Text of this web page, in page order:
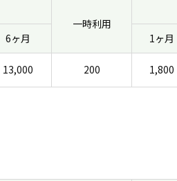
一時利用
6ヶ月 1ヶ月
13,000 200 1,800